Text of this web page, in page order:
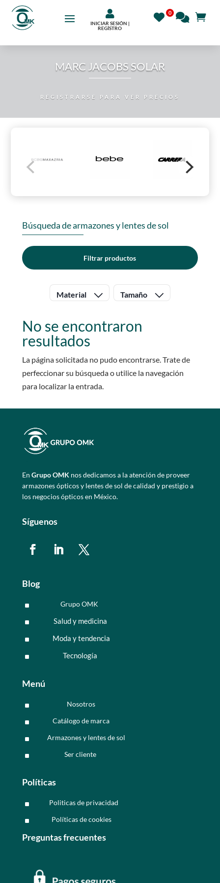

INICIAR SESIÓN |
REGÍSTRO
MARC JACOBS SOLAR
REGISTRARSE PARA VER PRECIOS
Búsqueda de armazones y lentes de sol
Filtrar productos
Material Tamaño
No se encontraron
resultados
La página solicitada no pudo encontrarse. Trate de
perfeccionar su búsqueda o utilice la navegación
para localizar la entrada.
En Grupo OMKnos dedicamos a la atención de proveer
armazones ópticos y lentes de sol de calidad y prestigio a
los negocios ópticos en México.
Síguenos
Blog
^ Grupo OMK
^ Salud y medicina
^ Moda y tendencia
^ Tecnología
Menú
^ Nosotros
^ Catálogo de marca
^ Armazones y lentes de sol
^ Ser cliente
Políticas
^ Politicas de privacidad
^ Políticas de cookies
Preguntas frecuentes